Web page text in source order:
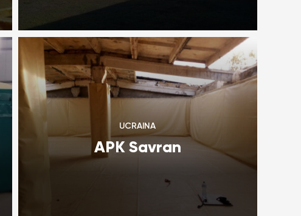
UCRAINA
APK Savran